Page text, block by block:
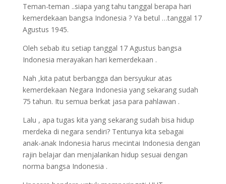
Teman-teman ..siapa yang tahu tanggal berapa hari
kemerdekaan bangsa Indonesia ? Ya betul …tanggal 17
Agustus 1945.
Oleh sebab itu setiap tanggal 17 Agustus bangsa
Indonesia merayakan hari kemerdekaan .
Nah ,kita patut berbangga dan bersyukur atas
kemerdekaan Negara Indonesia yang sekarang sudah
75 tahun. Itu semua berkat jasa para pahlawan .
Lalu , apa tugas kita yang sekarang sudah bisa hidup
merdeka di negara sendiri? Tentunya kita sebagai
anak-anak Indonesia harus mecintai Indonesia dengan
rajin belajar dan menjalankan hidup sesuai dengan
norma bangsa Indonesia .